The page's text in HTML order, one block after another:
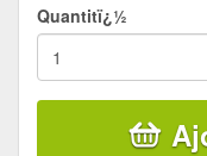
Quantitï¿½